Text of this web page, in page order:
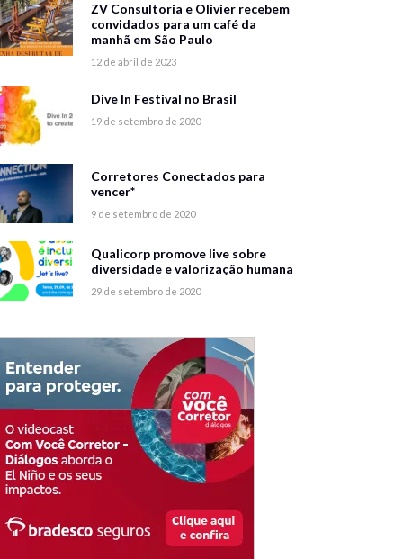
ZV Consultoria e Olivier recebem
convidados para um café da
manhã em São Paulo
12 de abril de 2023
Dive In Festival no Brasil
19 de setembro de 2020
Corretores Conectados para
vencer*
9 de setembro de 2020
Qualicorp promove live sobre
diversidade e valorização humana
29 de setembro de 2020